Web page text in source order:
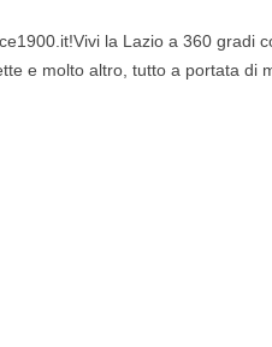
la Lazio a 360 gradi
e molto altro, tutto a portata di